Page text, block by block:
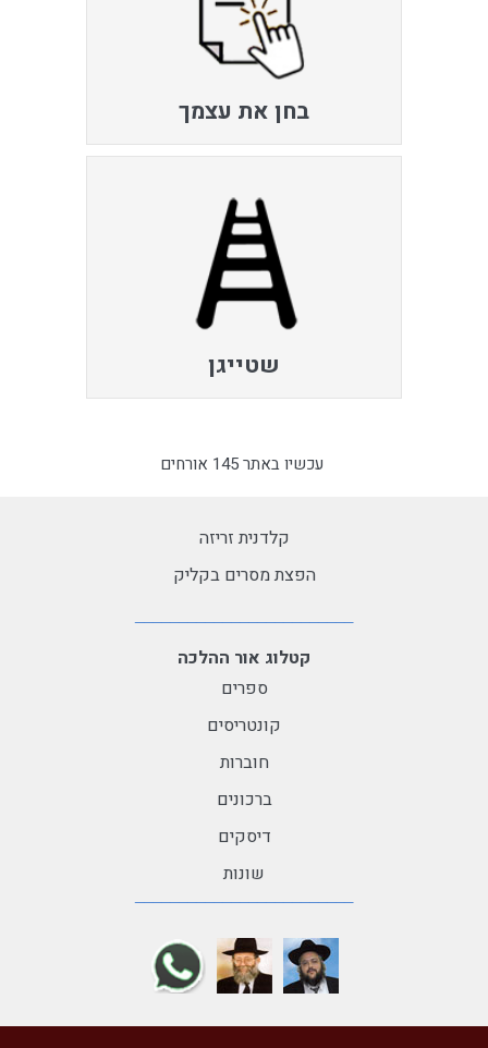
בחן את עצמך
שטייגן
עכשיו באתר 145 אורחים
קלדנית זריזה
הפצת מסרים בקליק
קטלוג אור ההלכה
ספרים
קונטריסים
חוברות
ברכונים
דיסקים
שונות